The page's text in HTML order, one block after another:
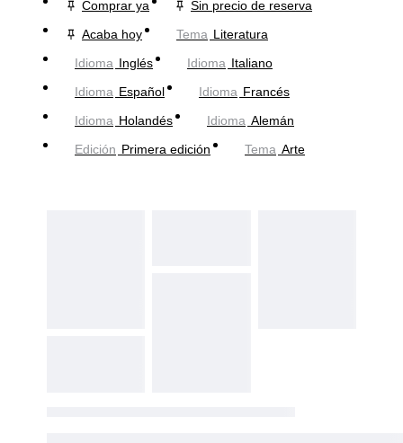
Comprar ya
Sin precio de reserva
Acaba hoy
Tema Literatura
Idioma Inglés Idioma Italiano
Idioma Español Idioma Francés
Idioma Holandés Idioma Alemán
Edición Primera edición Tema Arte